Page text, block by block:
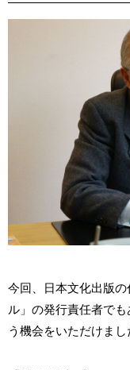
今回、日本文化出版
ル」の発行責任者で
う機会をいただけまし